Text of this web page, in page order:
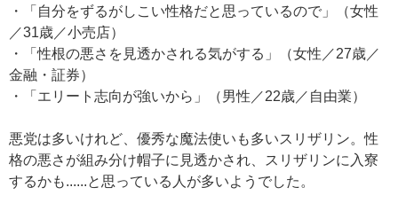
・「自分をずるがしこい性格だと思っているので」（女性
／31歳／小売店）
・「性根の悪さを見透かされる気がする」（女性／27歳／
金融・証券）
・「エリート志向が強いから」（男性／22歳／自由業）
悪党は多いけれど、優秀な魔法使いも多いスリザリン。性
格の悪さが組み分け帽子に見透かされ、スリザリンに入寮
するかも......と思っている人が多いようでした。